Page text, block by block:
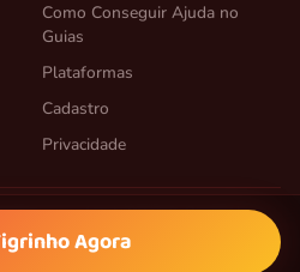
Como Conseguir Ajuda no
Guias
Plataformas
Cadastro
Privacidade
e um slot da PG Soft. Conteudo
Agora